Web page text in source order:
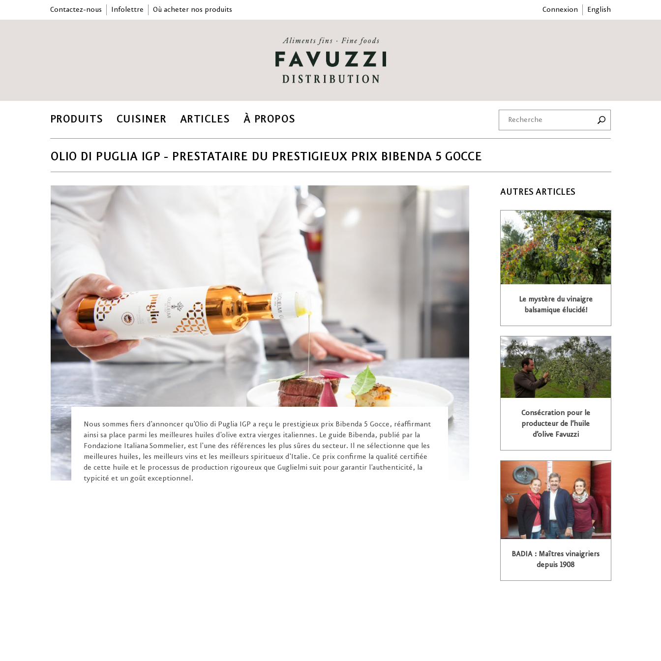
Contactez-nous Infolettre Où acheter nos produits Connexion English
PRODUITS CUISINER ARTICLES À PROPOS
OLIO DI PUGLIA IGP - PRESTATAIRE DU PRESTIGIEUX PRIX BIBENDA 5 GOCCE
Nous sommes fiers d'annoncer qu'Olio di Puglia IGP a reçu le prestigieux prix Bibenda 5 Gocce, réaffirmant
ainsi sa place parmi les meilleures huiles d'olive extra vierges italiennes. Le guide Bibenda, publié par la
Fondazione Italiana Sommelier, est l'une des références les plus sûres du secteur. Il ne sélectionne que les
meilleures huiles, les meilleurs vins et les meilleurs spiritueux d'Italie. Ce prix confirme la qualité certifiée
de cette huile et le processus de production rigoureux que Guglielmi suit pour garantir l'authenticité, la
typicité et un goût exceptionnel.
AUTRES ARTICLES
Le mystère du vinaigre
balsamique élucidé!
Consécration pour le
producteur de l’huile
d’olive Favuzzi
BADIA : Maîtres vinaigriers
depuis 1908